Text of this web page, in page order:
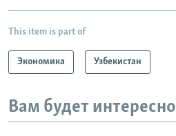
This item is part of
Экономика Узбекистан
Вам будет интересно